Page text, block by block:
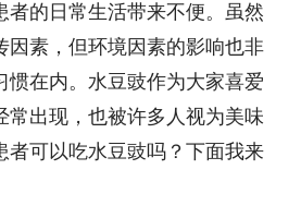
者的日常生活带来不便。虽然
因素，但环境因素的影响也非
惯在内。水豆豉作为大家喜爱
常出现，也被许多人视为美味
者可以吃水豆豉吗？下面我来